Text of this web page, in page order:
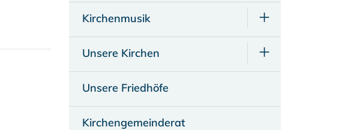
Kirchenmusik
Unsere Kirchen
Unsere Friedhöfe
Kirchengemeinderat